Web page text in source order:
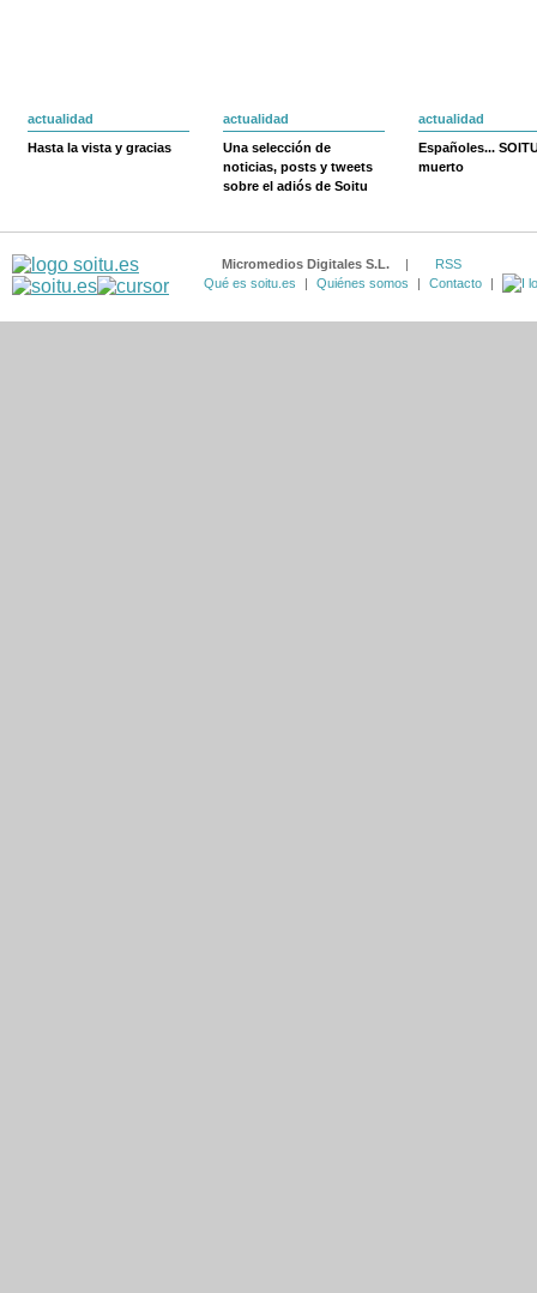
actualidad
Hasta la vista y gracias
actualidad
Una selección de
noticias, posts y tweets
sobre el adiós de Soitu
actualidad
Españoles...
muerto
Micromedios Digitales S.L. |
RSS
Qué es soitu.es
| Quiénes somos | Contacto |